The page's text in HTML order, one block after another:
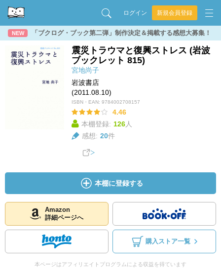
ログイン 新規会員登録
NEW 「ブクログ・ブック第二弾」制作決定＆掲載する感想大募集！
震災トラウマと復興ストレス (岩波
ブックレット 815)
宮地尚子
岩波書店
(2011.08.10)
ISBN・EAN: 9784002708157
4.46
本棚登録: 126人
感想: 20件
本棚に登録する
Amazon
詳細ページへ
購入ストア一覧
本ページはアフィリエイトプログラムによる収益を得ています